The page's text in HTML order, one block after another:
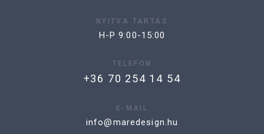
NYITVA TARTÁS
H-P 9:00-15:00
TELEFON
+36 70 254 14 54
E-MAIL
info@maredesign.hu